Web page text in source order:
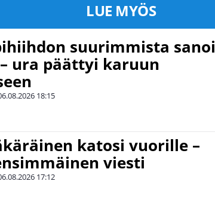
LUE MYÖS
suurimmista sanoi
ura päättyi karuun
18:15
katosi vuorille –
viesti
17:12